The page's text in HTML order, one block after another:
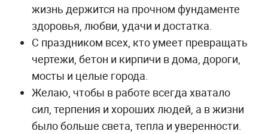
жизнь держится на прочном фундаменте
здоровья, любви, удачи и достатка.
С праздником всех, кто умеет превращать
чертежи, бетон и кирпичи в дома, дороги,
мосты и целые города.
Желаю, чтобы в работе всегда хватало
сил, терпения и хороших людей, а в жизни
было больше света, тепла и уверенности.